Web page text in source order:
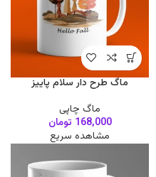
ماگ طرح دار سلام پاییز
ماگ چاپی
168,000 تومان
مشاهده سریع